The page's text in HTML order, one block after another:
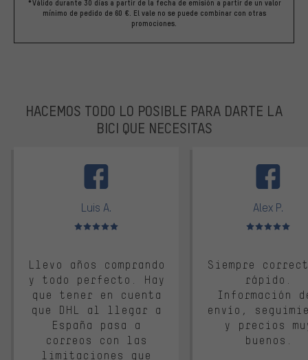
*Válido durante 30 días a partir de la fecha de emisión a partir de un valor
mínimo de pedido de 60 €. El vale no se puede combinar con otras
promociones.
HACEMOS TODO LO POSIBLE PARA DARTE LA
BICI QUE NECESITAS
Luis A.
Valoración media: 5 de 5
Llevo años comprando
y todo perfecto. Hay
que tener en cuenta
que DHL al llegar a
España pasa a
correos con las
limitaciones que
Alex P.
Valoración
Siempre
rápido.
Información
envío,
y precios
buenos.